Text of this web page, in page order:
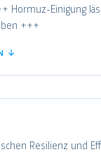
Hormuz-Einigung
+++
↓
Resilienz und